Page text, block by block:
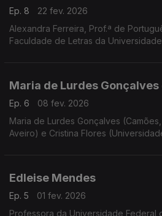
Ep. 8
22 fev. 2026
Alexandra Ferreira, Prof.ª de
Faculdade de Letras da
especificidades do
neste contexto.
Maria de Lurdes
Ep. 6
08 fev. 2026
Maria de Lurdes Gonçalves
Aveiro) e Cristina Flores
Edleise Mendes
Ep. 5
01 fev. 2026
Professora da Universidade Federal